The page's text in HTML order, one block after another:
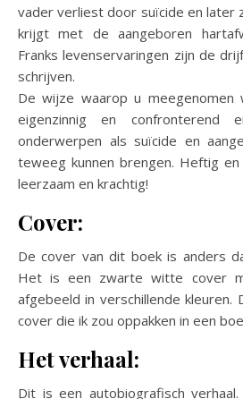
vader verliest door suïcide en later
krijgt met de aangeboren
Franks levenservaringen zijn de
schrijven.
De wijze waarop u
eigenzinnig en
onderwerpen als suïcide en
teweeg kunnen brengen. Heftig
leerzaam en krachtig!
Cover:
De cover van dit boek is anders
Het is een zwarte witte cover
afgebeeld in verschillende
cover die ik zou oppakken in een
Het verhaal:
Dit is een autobiografisch